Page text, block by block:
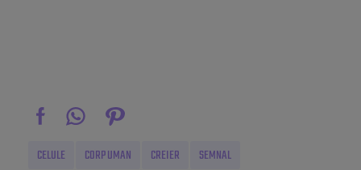
CELULE CORP UMAN CREIER SEMNAL